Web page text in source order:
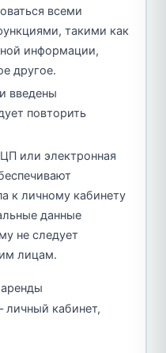
всеми
такими как
информации,
другое.
введены
повторить
или электронная
к личному кабинету
данные
не следует
лицам.